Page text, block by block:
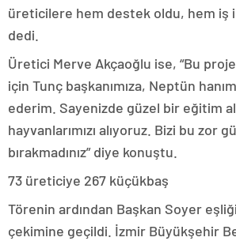
üreticilere hem destek oldu, hem iş
dedi.
Üretici Merve Akçaoğlu ise, “Bu
için Tunç başkanımıza, Neptün
ederim. Sayenizde güzel bir eğitim
hayvanlarımızı alıyoruz. Bizi bu zor
bırakmadınız” diye konuştu.
73 üreticiye 267 küçükbaş
Törenin ardından Başkan Soyer
çekimine geçildi. İzmir Büyükşehir